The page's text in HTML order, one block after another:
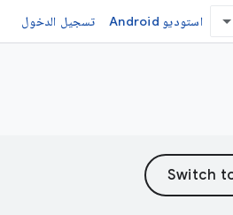
استوديو Android تسجيل الدخول